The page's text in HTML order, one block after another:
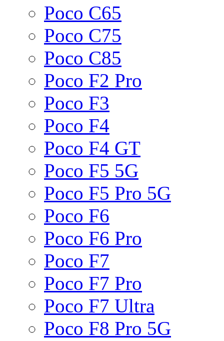
Poco C65
Poco C75
Poco C85
Poco F2 Pro
Poco F3
Poco F4
Poco F4 GT
Poco F5 5G
Poco F5 Pro 5G
Poco F6
Poco F6 Pro
Poco F7
Poco F7 Pro
Poco F7 Ultra
Poco F8 Pro 5G